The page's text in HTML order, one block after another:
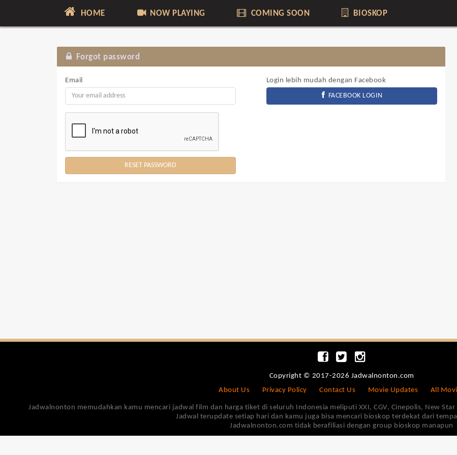
HOME NOW PLAYING COMING SOON BIOSKOP
Forgot password
Email
Login lebih mudah dengan Facebook
FACEBOOK LOGIN
Copyright © 2017-2026 Jadwalnonton.com
About Us
Privacy Policy Contact Us Movie Updates All
Jadwalnonton memudahkan kamu mencari jadwal film dan harga tiket di seluruh Indonesia meliputi XXI, CGV, Cinepolis, New Star
Jadwal terupdate setiap hari dan kamu juga bisa mencari bioskop terdekat dari
Jadwalnonton.com tidak berafiliasi dengan group bioskop manapun